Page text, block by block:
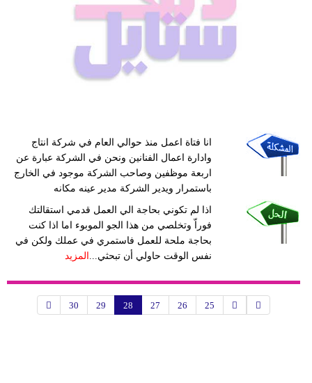
انا فتاة اعمل منذ حوالي العام في شركة انتاج
وادارة اعمال الفنانين ونحن في الشركة عبارة عن
اربعة موظفين وصاحب الشركة موجود في الخارج
باستمرار ويدير الشركة مدير عينه مكانه
اذا لم تكوني بحاجة الي العمل قدمي استقالتك
فوراّ وتخلصي من هذا الجو الموبوء اما اذا كنت
بحاجة ملحة للعمل فاستمري في عملك ولكن في
نفس الوقت حاولي أن تبحثي...
المزيد
25
26
27
28
29
30